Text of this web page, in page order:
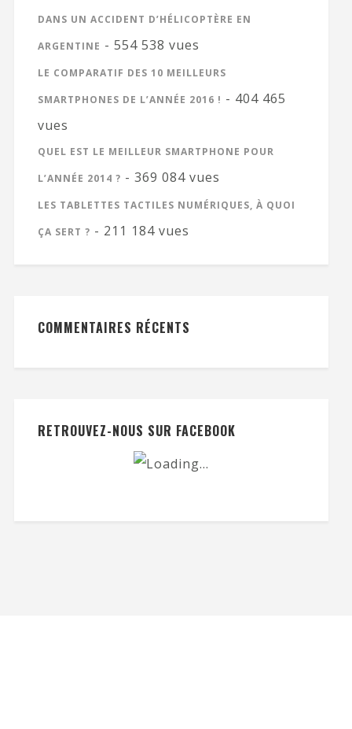
DANS UN ACCIDENT D’HÉLICOPTÈRE EN
ARGENTINE - 554 538 vues
LE COMPARATIF DES 10 MEILLEURS
SMARTPHONES DE L’ANNÉE 2016 ! - 404 465
vues
QUEL EST LE MEILLEUR SMARTPHONE POUR
L’ANNÉE 2014 ? - 369 084 vues
LES TABLETTES TACTILES NUMÉRIQUES, À QUOI
ÇA SERT ? - 211 184 vues
COMMENTAIRES RÉCENTS
RETROUVEZ-NOUS SUR FACEBOOK